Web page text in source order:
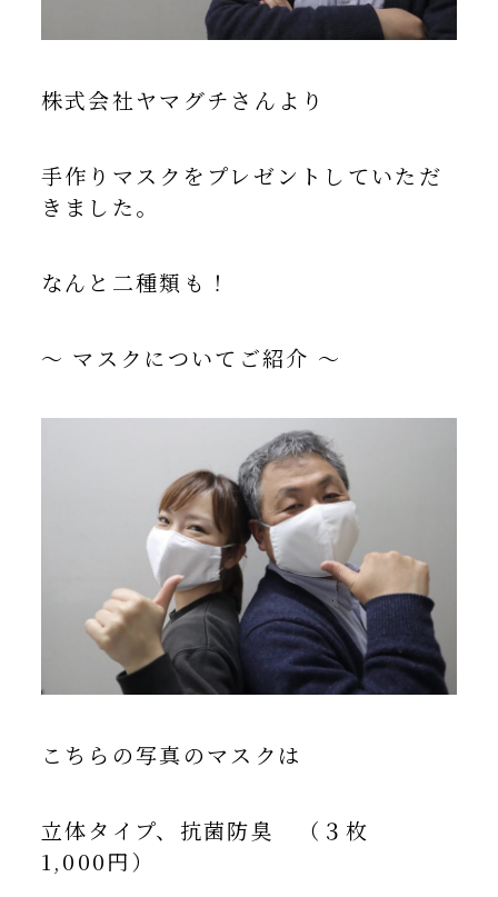
株式会社ヤマグチさんより
手作りマスクをプレゼントしていただ
きました。
なんと二種類も！
～ マスクについてご紹介 ～
こちらの写真のマスクは
立体タイプ、抗菌防臭 （３枚
1,000円）